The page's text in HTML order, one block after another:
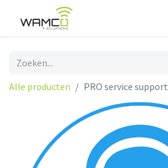
Alle producten PRO service support